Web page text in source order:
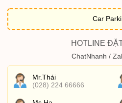
Car
HOTLINE
ChatNhanh /
Mr.Thái
(028) 224 66666